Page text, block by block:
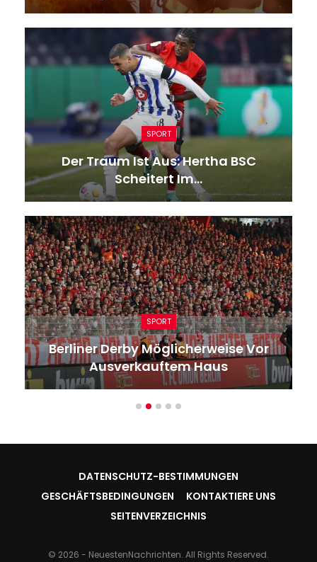
SPORT
Der Traum Ist Aus: Hertha BSC
Scheitert Im…
SPORT
Berliner Derby Möglicherweise Vor
Ausverkauftem Haus
DATENSCHUTZ-BESTIMMUNGEN
GESCHÄFTSBEDINGUNGEN
KONTAKTIERE UNS
SEITENVERZEICHNIS
© 2026 - NeuestenNachrichten. All Rights Reserved.